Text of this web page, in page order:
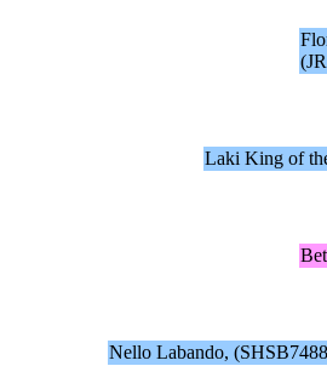
Laki King of
Nello Labando,